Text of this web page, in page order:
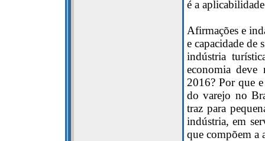
é a
Afirmações e
e capacidade de
indústria
economia deve
2016? Por que
do varejo no
traz para
indústria, em
que compõem a